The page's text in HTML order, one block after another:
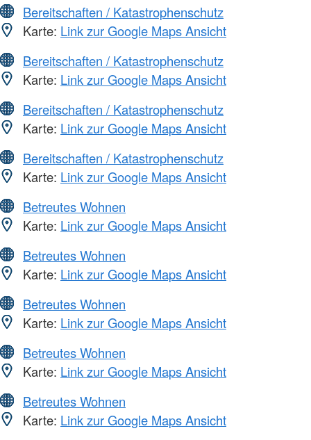
Bereitschaften / Katastrophenschutz
Karte: Link zur Google Maps Ansicht
Bereitschaften / Katastrophenschutz
Karte: Link zur Google Maps Ansicht
Bereitschaften / Katastrophenschutz
Karte: Link zur Google Maps Ansicht
Bereitschaften / Katastrophenschutz
Karte: Link zur Google Maps Ansicht
Betreutes Wohnen
Karte: Link zur Google Maps Ansicht
Betreutes Wohnen
Karte: Link zur Google Maps Ansicht
Betreutes Wohnen
Karte: Link zur Google Maps Ansicht
Betreutes Wohnen
Karte: Link zur Google Maps Ansicht
Betreutes Wohnen
Karte: Link zur Google Maps Ansicht